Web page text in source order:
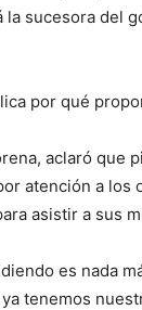
la sucesora del
por qué
aclaró que
atención a los
asistir a sus
es nada
tenemos